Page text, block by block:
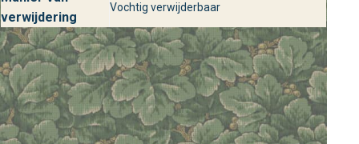
Bezoek onze winkels en laat je inspireren door behang
Waldemar uit de Anno collectie. Onze adviseurs staan
klaar om je persoonlijke kleur- en stijladvies te geven,
zodat jij de perfecte wandbekleding kiest die past bij jouw
smaak en interieur. Bij behangplaza vind je altijd de
mooiste designs voor een stijlvol en luxe interieur.
verwijdering
Vochtig verwijderbaar